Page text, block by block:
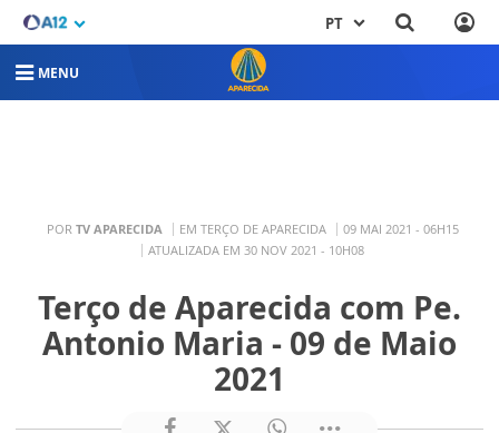
PT
MENU
POR TV APARECIDA EM TERÇO DE APARECIDA
09 MAI 2021 - 06H15
ATUALIZADA EM 30 NOV 2021 - 10H08
Terço de Aparecida com Pe.
Antonio Maria - 09 de Maio
2021